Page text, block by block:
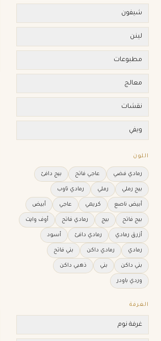
شيفون
لينن
مطبوعات
معالج
نقشات
ويفي
اللون
رمادي فضي عاجي فاتح بيج دافئ
بيج رملي رملي رمادي تاوب
أبيض ناصع كريمي عاجي أبيض
بيج فاتح بيج رمادي فاتح أوف وايت
أزرق رمادي رمادي دافئ أسود
رمادي رمادي داكن بني فاتح
بني داكن بني ذهبي داكن
وردي باودر
الغرفة
غرفة نوم